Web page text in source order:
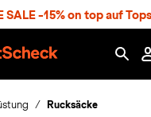
SALE -15% on top auf
Rucksäcke